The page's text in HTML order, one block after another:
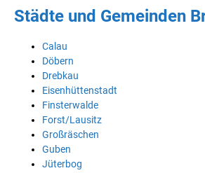
Städte und Gemeinden
Calau
Döbern
Drebkau
Eisenhüttenstadt
Finsterwalde
Forst/Lausitz
Großräschen
Guben
Jüterbog